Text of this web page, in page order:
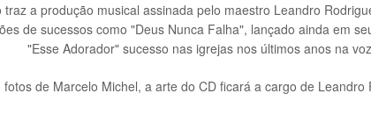
traz a produção musical assinada pelo maestro Leandro
de sucessos como "Deus Nunca Falha", lançado ainda em
"Esse Adorador" sucesso nas igrejas nos últimos anos na
fotos de Marcelo Michel, a arte do CD ficará a cargo de